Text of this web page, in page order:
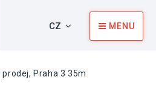
CZ MENU
Praha 3 35m